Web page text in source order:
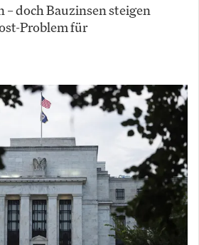
doch Bauzinsen steigen
Problem für